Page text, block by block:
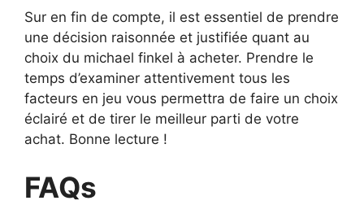
Sur en fin de compte, il est essentiel de prendre
une décision raisonnée et justifiée quant au
choix du michael finkel à acheter. Prendre le
temps d’examiner attentivement tous les
facteurs en jeu vous permettra de faire un choix
éclairé et de tirer le meilleur parti de votre
achat. Bonne lecture !
FAQs